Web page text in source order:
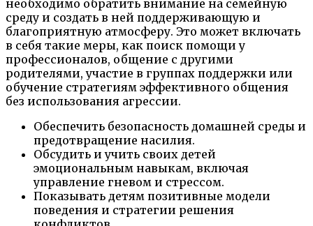
необходимо обратить внимание на семейную
среду и создать в ней поддерживающую и
благоприятную атмосферу. Это может включать
в себя такие меры, как поиск помощи у
профессионалов, общение с другими
родителями, участие в группах поддержки или
обучение стратегиям эффективного общения
без использования агрессии.
Обеспечить безопасность домашней среды и
предотвращение насилия.
Обсудить и учить своих детей
эмоциональным навыкам, включая
управление гневом и стрессом.
Показывать детям позитивные модели
поведения и стратегии решения